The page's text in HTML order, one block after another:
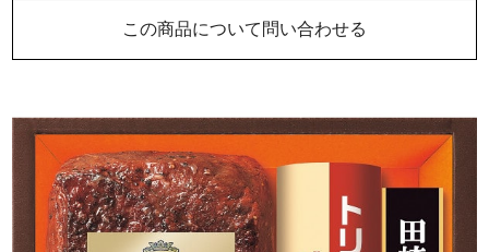
この商品について問い合わせる